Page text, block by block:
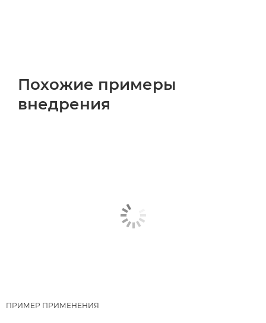
Похожие примеры
внедрения
ПРИМЕР ПРИМЕНЕНИЯ